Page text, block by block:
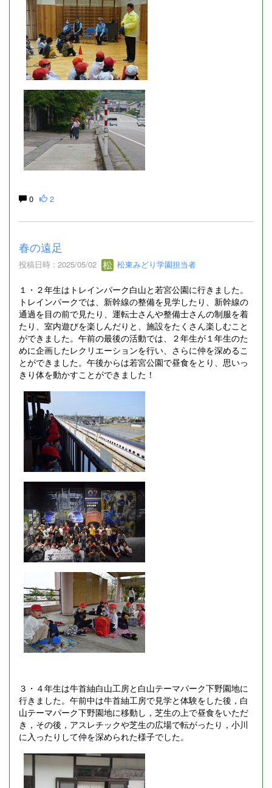
0 2
春の遠足
投稿日時 : 2025/05/02 松東みどり学園担当者
１・２年生はトレインパーク白山と若宮公園に行きました。
トレインパークでは、新幹線の整備を見学したり、新幹線の
通過を目の前で見たり、運転士さんや整備士さんの制服を着
たり、室内遊びを楽しんだりと、施設をたくさん楽しむこと
ができました。午前の最後の活動では、２年生が１年生のた
めに企画したレクリエーションを行い、さらに仲を深めるこ
とができました。午後からは若宮公園で昼食をとり、思いっ
きり体を動かすことができました！
３・４年生は牛首紬白山工房と白山テーマパーク下野園地に
行きました。午前中は牛首紬工房で見学と体験をした後，白
山テーマパーク下野園地に移動し，芝生の上で昼食をいただ
き，その後，アスレチックや芝生の広場で転がったり，小川
に入ったりして仲を深められた様子でした。